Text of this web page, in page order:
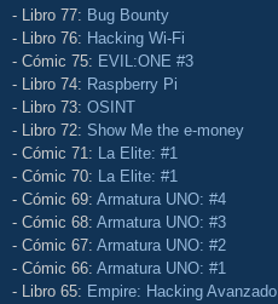
- Libro 77: Bug Bounty
- Libro 76: Hacking Wi-Fi
- Cómic 75: EVIL:ONE #3
- Libro 74: Raspberry Pi
- Libro 73: OSINT
- Libro 72: Show Me the e-money
- Cómic 71: La Elite: #1
- Cómic 70: La Elite: #1
- Cómic 69: Armatura UNO: #4
- Cómic 68: Armatura UNO: #3
- Cómic 67: Armatura UNO: #2
- Cómic 66: Armatura UNO: #1
- Libro 65: Empire: Hacking Avanzado